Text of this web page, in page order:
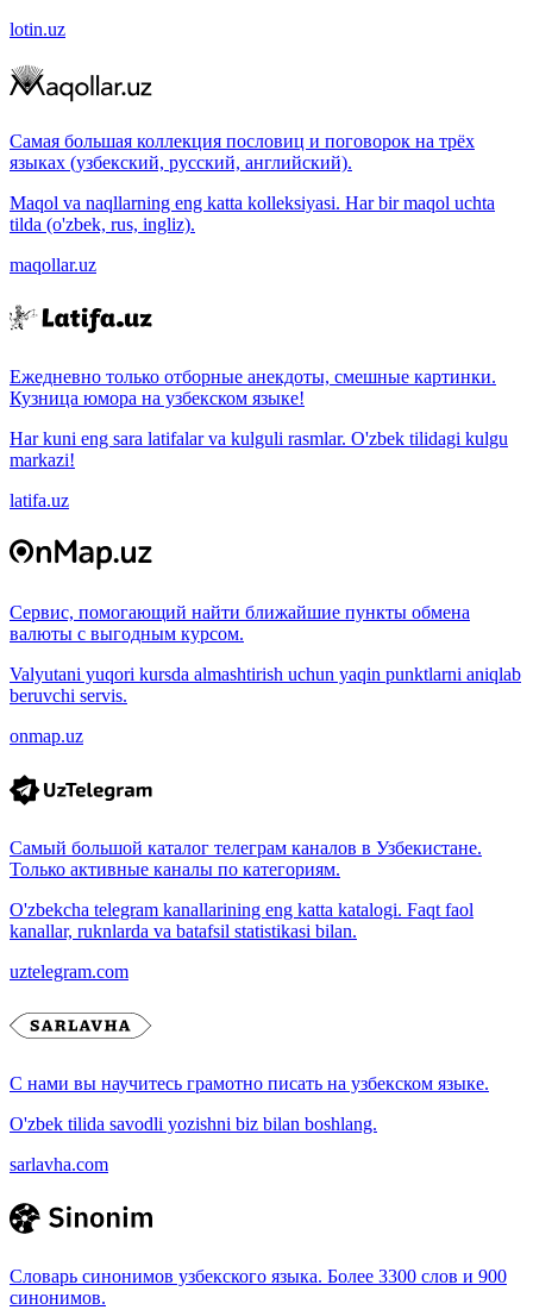
lotin.uz
Самая большая коллекция пословиц и поговорок на трёх
языках (узбекский, русский, английский).
Maqol va naqllarning eng katta kolleksiyasi. Har bir maqol uchta
tilda (o'zbek, rus, ingliz).
maqollar.uz
Ежедневно только отборные анекдоты, смешные картинки.
Кузница юмора на узбекском языке!
Har kuni eng sara latifalar va kulguli rasmlar. O'zbek tilidagi kulgu
markazi!
latifa.uz
Сервис, помогающий найти ближайшие пункты обмена
валюты с выгодным курсом.
Valyutani yuqori kursda almashtirish uchun yaqin punktlarni aniqlab
beruvchi servis.
onmap.uz
Самый большой каталог телеграм каналов в Узбекистане.
Только активные каналы по категориям.
O'zbekcha telegram kanallarining eng katta katalogi. Faqt faol
kanallar, ruknlarda va batafsil statistikasi bilan.
uztelegram.com
С нами вы научитесь грамотно писать на узбекском языке.
O'zbek tilida savodli yozishni biz bilan boshlang.
sarlavha.com
Словарь синонимов узбекского языка. Более 3300 слов и 900
синонимов.